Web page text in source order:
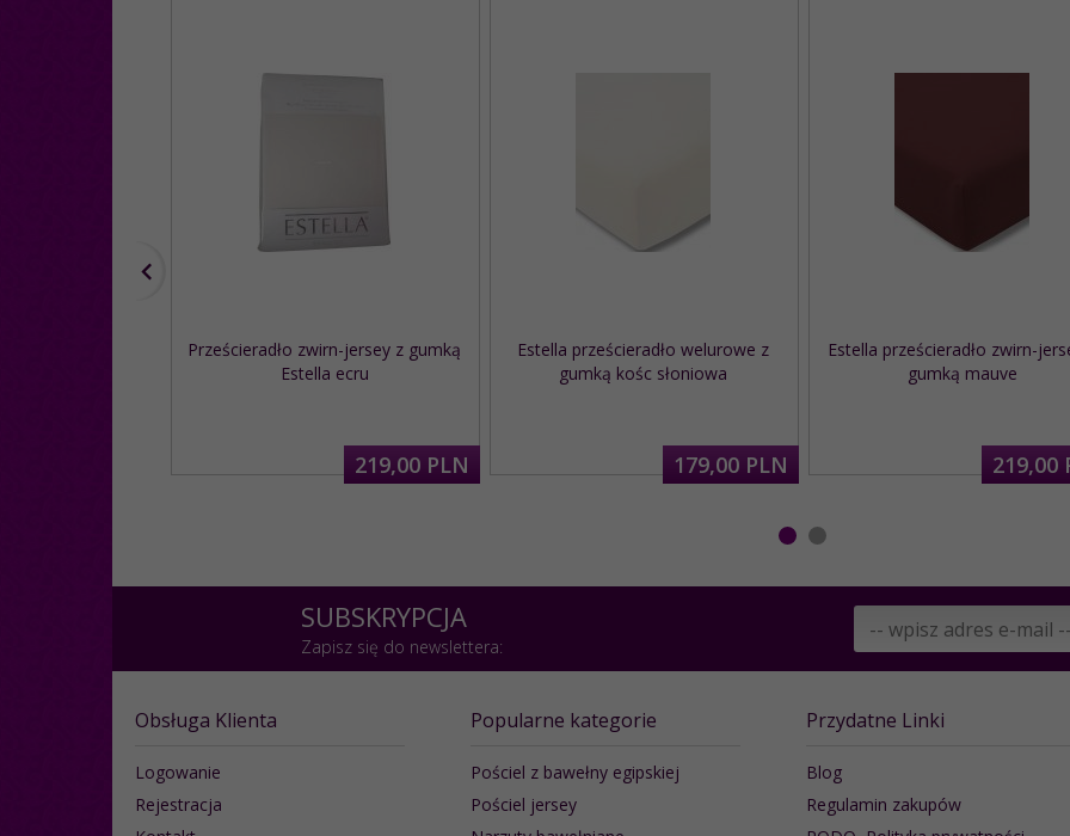
Prześcieradło zwirn-jersey z gumką
Estella ecru
219,00 PLN
Estella prześcieradło welurowe z
gumką kośc słoniowa
179,00 PLN
Estella prześcieradło zwirn-
gumką mauve
219,00
SUBSKRYPCJA
Zapisz się do newslettera:
Obsługa Klienta
Logowanie
Rejestracja
Popularne kategorie
Pościel z bawełny egipskiej
Pościel jersey
Przydatne Linki
Blog
Regulamin zakupów